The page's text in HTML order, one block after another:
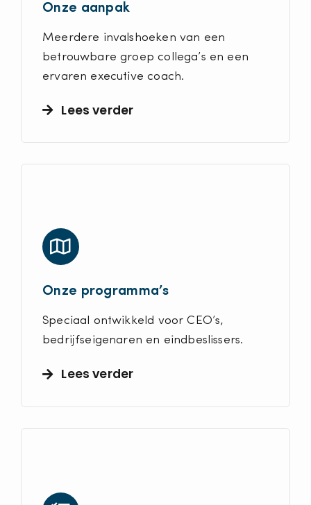
Onze aanpak
Meerdere invalshoeken van een
betrouwbare groep collega’s en een
ervaren executive coach.
Lees verder
Onze programma’s
Speciaal ontwikkeld voor CEO’s,
bedrijfseigenaren en eindbeslissers.
Lees verder